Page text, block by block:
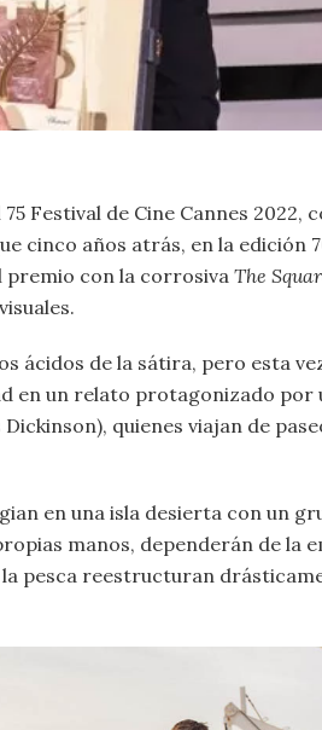
Festival de Cine Cannes 2022,
cinco años atrás, en la edición
premio con la corrosiva The
ácidos de la sátira, pero esta
en un relato protagonizado por
quienes viajan de
en una isla desierta con un
manos, dependerán de la
pesca reestructuran